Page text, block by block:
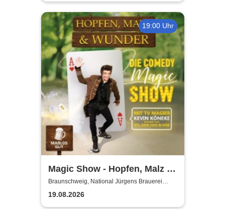
19:00 Uhr
Magic Show - Hopfen, Malz &
Wunder - Kevin Köneke
Braunschweig, National Jürgens Brauerei
GmbH
19.08.2026